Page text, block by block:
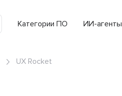
Категории ПО ИИ-агенты
UX Rocket